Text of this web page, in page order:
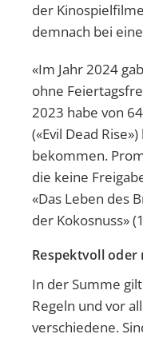
der
demnach bei
«Im Jahr 2024
ohne
2023 habe von
(«Evil Dead
bekommen.
die keine
«Das Leben des
der Kokosnuss»
Respektvoll oder
In der Summe
Regeln und vor
verschiedene.